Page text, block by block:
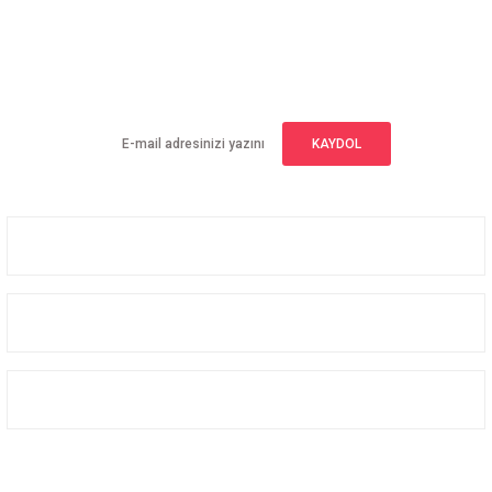
KAYDOL